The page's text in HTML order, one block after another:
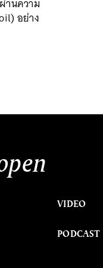
อย่าง
VIDEO
PODCAST